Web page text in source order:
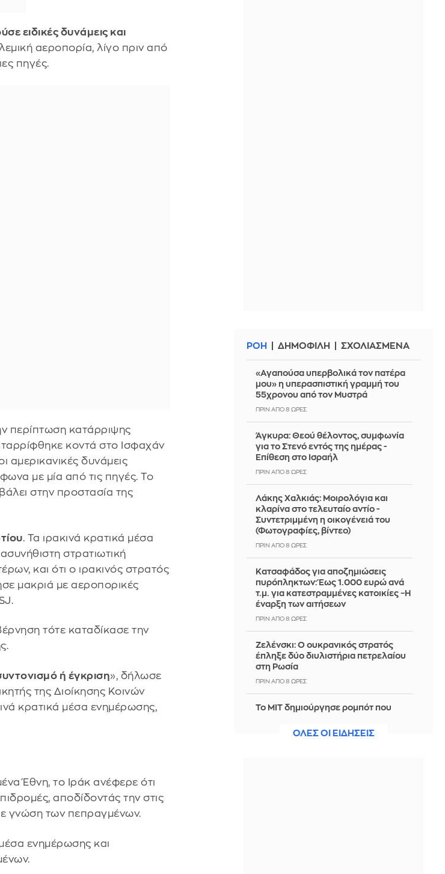
ειδικές δυνάμεις και
αεροπορία, λίγο πριν από
πηγές.
περίπτωση κατάρριψης
κοντά στο Ισφαχάν
αμερικανικές δυνάμεις
με μία από τις πηγές. Το
στην προστασία της
. Τα ιρακινά κρατικά μέσα
στρατιωτική
και ότι ο ιρακινός στρατός
μακριά με αεροπορικές
τότε καταδίκασε την
ή έγκριση», δήλωσε
της Διοίκησης Κοινών
κρατικά μέσα ενημέρωσης,
Έθνη, το Ιράκ ανέφερε ότι
αποδίδοντάς την στις
γνώση των πεπραγμένων.
ενημέρωσης και
ΡΟΗ ΔΗΜΟΦΙΛΗ ΣΧΟΛΙΑΣΜΕΝΑ
«Αγαπούσα υπερβολικά τον πατέρα
μου» η υπερασπιστική γραμμή του
55χρονου από τον Μυστρά
ΠΡΙΝ ΑΠΌ 8 ΏΡΕΣ
Άγκυρα: Θεού θέλοντος, συμφωνία
για το Στενό εντός της ημέρας -
Επίθεση στο Ισραήλ
ΠΡΙΝ ΑΠΌ 8 ΏΡΕΣ
Λάκης Χαλκιάς: Mοιρολόγια και
κλαρίνα στο τελευταίο αντίο -
Συντετριμμένη η οικογένειά του
(Φωτογραφίες, βίντεο)
ΠΡΙΝ ΑΠΌ 8 ΏΡΕΣ
Κατσαφάδος για αποζημιώσεις
πυρόπληκτων: Έως 1.000 ευρώ ανά
τ.μ. για κατεστραμμένες κατοικίες –Η
έναρξη των αιτήσεων
ΠΡΙΝ ΑΠΌ 8 ΏΡΕΣ
Ζελένσκι: Ο ουκρανικός στρατός
έπληξε δύο διυλιστήρια πετρελαίου
στη Ρωσία
ΠΡΙΝ ΑΠΌ 8 ΏΡΕΣ
Το MIT δημιούργησε ρομπότ που
Δείτε βίντεοΟΛΕΣ ΟΙ ΕΙΔΗΣΕΙΣ